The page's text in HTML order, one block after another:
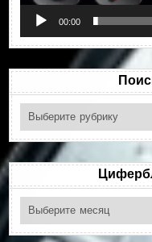
00:00
Поиск
по
рубрикам
Циферблаты
по
месяцам